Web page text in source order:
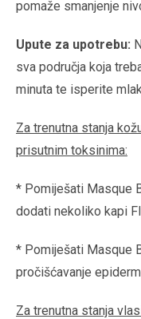
pomaže smanjenje
Upute za upotrebu:
sva područja koja
minuta te isperite
Za trenutna stanja
prisutnim toksinima:
* Pomiješati Masque
dodati nekoliko kapi
* Pomiješati Masque
pročišćavanje
Za trenutna stanja